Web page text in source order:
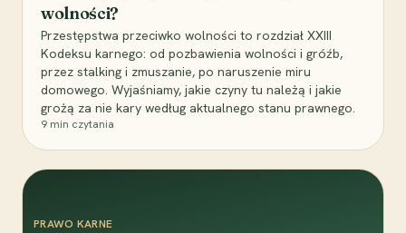
wolności?
Przestępstwa przeciwko wolności to rozdział XXIII
Kodeksu karnego: od pozbawienia wolności i gróźb,
przez stalking i zmuszanie, po naruszenie miru
domowego. Wyjaśniamy, jakie czyny tu należą i jakie
grożą za nie kary według aktualnego stanu prawnego.
9 min czytania
PRAWO KARNE